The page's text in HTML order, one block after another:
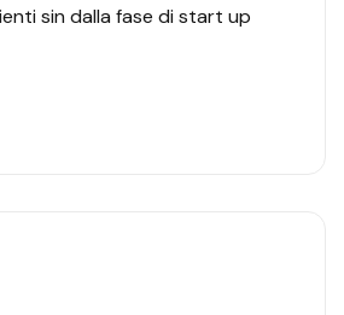
sin dalla fase di start up